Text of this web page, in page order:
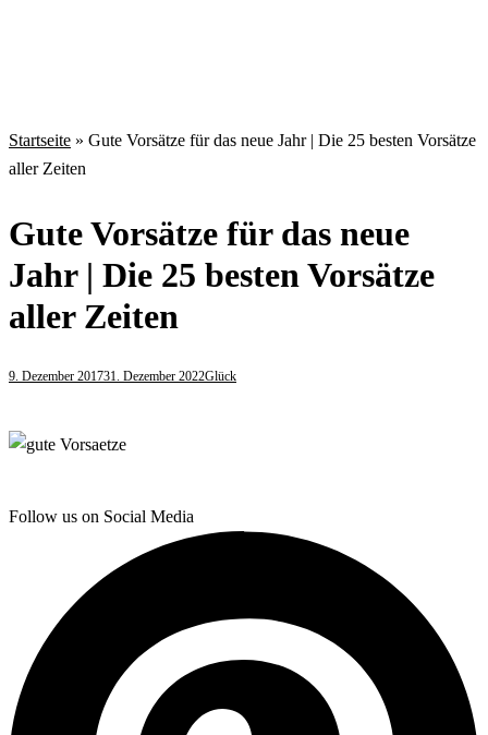
Startseite » Gute Vorsätze für das neue Jahr | Die 25 besten Vorsätze
aller Zeiten
Gute Vorsätze für das neue
Jahr | Die 25 besten Vorsätze
aller Zeiten
9. Dezember 201731. Dezember 2022Glück
Follow us on Social Media